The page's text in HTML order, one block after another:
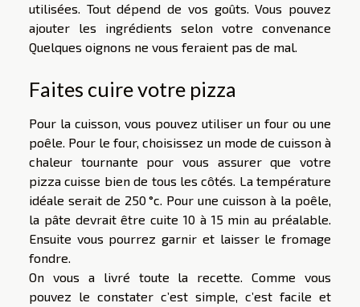
utilisées. Tout dépend de vos goûts. Vous pouvez
ajouter les ingrédients selon votre convenance
Quelques oignons ne vous feraient pas de mal.
Faites cuire votre pizza
Pour la cuisson, vous pouvez utiliser un four ou une
poêle. Pour le four, choisissez un mode de cuisson à
chaleur tournante pour vous assurer que votre
pizza cuisse bien de tous les côtés. La température
idéale serait de 250 °c. Pour une cuisson à la poêle,
la pâte devrait être cuite 10 à 15 min au préalable.
Ensuite vous pourrez garnir et laisser le fromage
fondre.
On vous a livré toute la recette. Comme vous
pouvez le constater c’est simple, c’est facile et